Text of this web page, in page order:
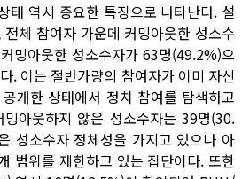
태 역시 중요한 특징으로 나타난다. 설
체 참여자 가운데 커밍아웃한 성소수
밍아웃한 성소수자가 63명(49.2%)으
. 이는 절반가량의 참여자가 이미 자신
개한 상태에서 정치 참여를 탐색하고
아웃하지 않은 성소수자는 39명(30.
성소수자 정체성을 가지고 있으나 아
범위를 제한하고 있는 집단이다. 또한